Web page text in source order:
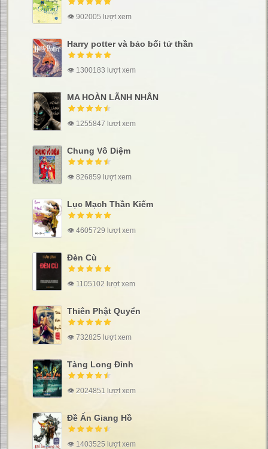
👁 902005 lượt xem
Harry potter và bảo bối tử thần
👁 1300183 lượt xem
MA HOÀN LÃNH NHÂN
👁 1255847 lượt xem
Chung Vô Diệm
👁 826859 lượt xem
Lục Mạch Thần Kiếm
👁 4605729 lượt xem
Đèn Cù
👁 1105102 lượt xem
Thiên Phật Quyển
👁 732825 lượt xem
Tàng Long Đỉnh
👁 2024851 lượt xem
Đề Ấn Giang Hồ
👁 1403525 lượt xem